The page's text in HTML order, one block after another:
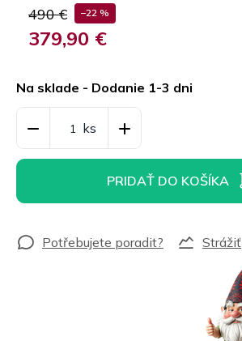
490 € –22 %
379,90 €
cena:
Na sklade - Dodanie 1-3 dni
PRIDAŤ DO KOŠÍKA
Strážiť